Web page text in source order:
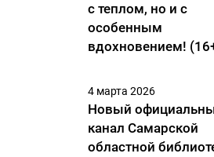
с теплом, но и с
особенным
вдохновением!
4 марта 2026
Новый
канал Самарской
областной